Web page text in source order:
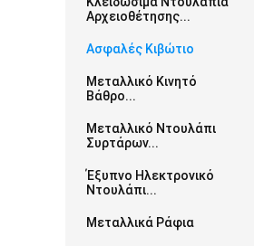
Αρχειοθέτησης...
Ασφαλές Κιβώτιο
Μεταλλικό Κινητό
Βάθρο...
Μεταλλικό Ντουλάπι
Συρτάρων...
Έξυπνο Ηλεκτρονικό
Ντουλάπι...
Μεταλλικά Ράφια